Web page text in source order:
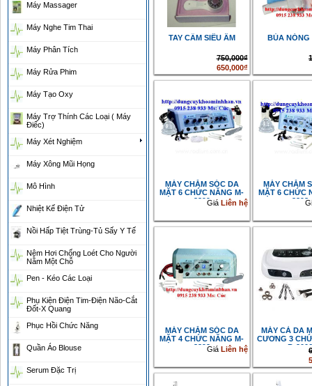
TAY CẦM SIÊU ÂM
750,000₫
650,000₫
BÚA NÓNG
MÁY CHĂM SÓC DA
MẶT 6 CHỨC NĂNG M-
3399GiáLiên hệ
MÁY CHĂM
MẶT 6 CHỨC
3398
MÁY CHĂM SÓC DA
MẶT 4 CHỨC NĂNG M-
3392GiáLiên hệ
MÁY CÀ DA
CƯƠNG 3
B-
Máy Massager
Máy Nghe Tim Thai
Máy Phân Tích
Máy Rửa Phim
Máy Tạo Oxy
Máy Trợ Thính Các Loại ( Máy
Điếc)
Máy Xét Nghiệm
Máy Xông Mũi Họng
Mô Hình
Nhiệt Kế Điện Tử
Nồi Hấp Tiệt Trùng-Tủ Sấy Y Tế
Nệm Hơi Chống Loét Cho Người
Nằm Một Chỗ
Pen - Kéo Các Loại
Phụ Kiện Điện Tim-Điện Não-Cắt
Đốt-X Quang
Phục Hồi Chức Năng
Quần Áo Blouse
Serum Đặc Trị